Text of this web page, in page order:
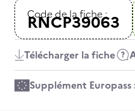
Code de la fiche :
RNCP39063
Télécharger la fiche
Supplément Europass